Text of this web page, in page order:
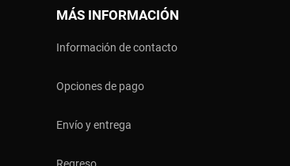
MÁS INFORMACIÓN
Información de contacto
Opciones de pago
Envío y entrega